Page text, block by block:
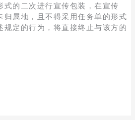
式的二次进行宣传包装，在宣传
归属地，且不得采用任务单的形式
规定的行为，将直接终止与该方的
流量卡代理加盟